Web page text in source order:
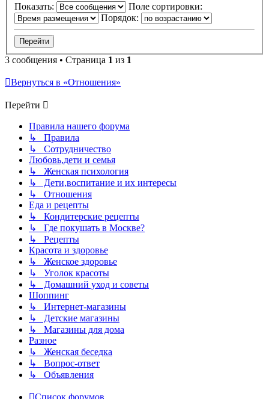
Показать:
Поле сортировки:
Порядок:
3 сообщения • Страница 1 из 1
Вернуться в «Отношения»
Перейти
Правила нашего форума
↳ Правила
↳ Сотрудничество
Любовь,дети и семья
↳ Женская психология
↳ Дети,воспитание и их интересы
↳ Отношения
Еда и рецепты
↳ Кондитерские рецепты
↳ Где покушать в Москве?
↳ Рецепты
Красота и здоровье
↳ Женское здоровье
↳ Уголок красоты
↳ Домашний уход и советы
Шоппинг
↳ Интернет-магазины
↳ Детские магазины
↳ Магазины для дома
Разное
↳ Женская беседка
↳ Вопрос-ответ
↳ Объявления
Список форумов